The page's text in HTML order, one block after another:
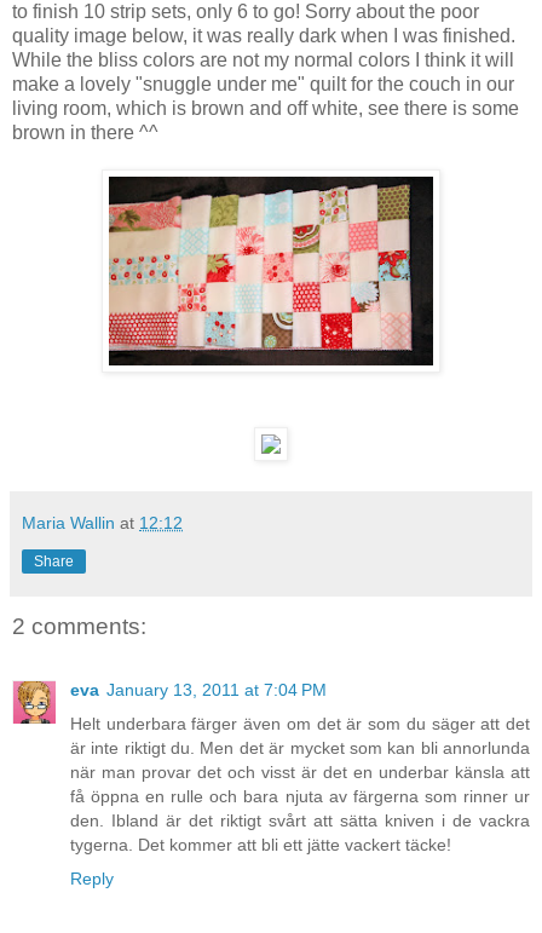
to finish 10 strip sets, only 6 to go! Sorry about the poor
quality image below, it was really dark when I was finished.
While the bliss colors are not my normal colors I think it will
make a lovely "snuggle under me" quilt for the couch in our
living room, which is brown and off white, see there is some
brown in there ^^
Maria Wallin at 12:12
Share
2 comments:
eva January 13, 2011 at 7:04 PM
Helt underbara färger även om det är som du säger att det
är inte riktigt du. Men det är mycket som kan bli annorlunda
när man provar det och visst är det en underbar känsla att
få öppna en rulle och bara njuta av färgerna som rinner ur
den. Ibland är det riktigt svårt att sätta kniven i de vackra
tygerna. Det kommer att bli ett jätte vackert täcke!
Reply